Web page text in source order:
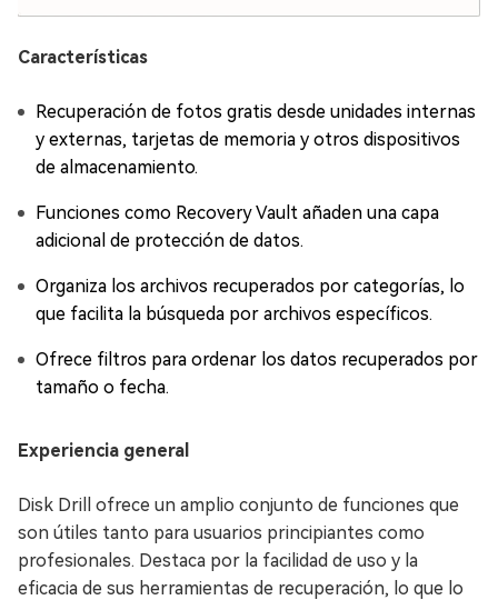
Características
Recuperación de fotos gratis desde unidades internas
y externas, tarjetas de memoria y otros dispositivos
de almacenamiento.
Funciones como Recovery Vault añaden una capa
adicional de protección de datos.
Organiza los archivos recuperados por categorías, lo
que facilita la búsqueda por archivos específicos.
Ofrece filtros para ordenar los datos recuperados por
tamaño o fecha.
Experiencia general
Disk Drill ofrece un amplio conjunto de funciones que
son útiles tanto para usuarios principiantes como
profesionales. Destaca por la facilidad de uso y la
eficacia de sus herramientas de recuperación, lo que lo